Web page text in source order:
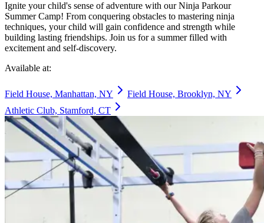
Ignite your child's sense of adventure with our Ninja Parkour
Summer Camp! From conquering obstacles to mastering ninja
techniques, your child will gain confidence and strength while
building lasting friendships. Join us for a summer filled with
excitement and self-discovery.​​​​‌ ‍ ​‍​‍‌‍ ‌ ​‍‌‍‍‌‌‍‌ ‌‍‍‌‌‍ ‍​‍​‍​ ‍‍​‍​‍‌ ​ ‌‍​‌‌‍ ‍‌‍‍‌‌ ‌​‌ ‍‌​‍ ‍‌‍‍‌‌‍ ​‍​‍​‍ ​​‍​‍‌‍‍​‌ ​‍‌‍‌‌‌‍‌‍​‍​‍​ ‍‍​‍​‍‌‍‍​‌ ‌​‌ ‌​‌ ​​‌ ​ ​ ‍‍​‍ ​‍ ‌‍​ ‌‍‍​‌‍‌‌‌‍ ​‌ ​ ‌‍‌‌‌‍​‌‌ ​​‌‍‍‌‌‍‌‌‌ ​‍‌ ​ ​‍ ‍‌ ​ ‌‍​‌‌‍ ‍‌‍‍‌‌ ‌​‌ ‍‌​‍ ‍‌ ​ ‌ ‌​‌ ‌‌‌‍‌​‌‍‍‌‌‍ ​‍ ‌‍‍‌‌‍ ‍‌ ‌​‌‍‌‌‌‍ ‍‌ ‌​​‍ ‌‍‌‌‌‍‌​‌‍‍‌‌ ‌​​‍ ‌‍ ‌‌‍ ‌‍‌​‌‍‌‌​ ‌‌ ​​‌ ​‍‌‍‌‌‌ ​ ‌‍‌‌‌‍ ‍‌ ‌​‌‍​‌‌ ‌​‌‍‍‌‌‍ ‌‍ ‍​ ‍ ‌‍‍‌‌‍‌​​ ‌‌‍‌‍‌‍‌‍​ ‌‍‌‍‌‌‌‍‌‍‌‍​‍​ ‌ ​ ‌ ​‍ ‌​ ​ ‌‍​‍​ ‌​​ ​​​‍ ‌​ ‌​‌‍​ ​ ‍‌‌‍​‍​‍ ‌‌‍​‍‌‍‌‌​ ‍​‌‍​‌​‍ ‌​ ‍‌​ ​‍‌‍‌​‌‍​‌​ ​ ​ ​ ‌‍‌‌‌‍​ ‌‍​‌​ ​ ​ ‌‌​ ​‍​ ‍ ‌ ‌​‌ ‍‌‌ ​​‌‍‌‌​ ‌‌ ​​‌‍​‌‌‍‌ ‌‍‌‌​ ‍ ‌ ​​‌‍​‌‌ ‌​‌‍‍​​ ‌‌ ​​‌‍​‌‌‍‌ ‌‍‌‌‌​​‍‌ ‌‌‌‍‍‌‌‍ ​‌‍‌​‌‍‌‌‌ ​‍​‍‌‌​ ‌‌‌​​‍‌‌ ‌‍‍ ‌‍‌‌‌ ‍‌​‍‌‌​ ​ ‌​‌​​‍‌‌​ ​ ‌​‌​​‍‌‌​ ​‍​ ​‍‌‍​ ‌‍‌‌​ ​‍‌‍‌‍‌‍​ ‌‍‌​‌‍​‍​ ​​​ ‍​‌‍​‌‌‍‌‌​ ‌ ​‍‌‌​ ​‍​ ​‍​‍‌‌​ ‌‌‌​‌​​‍ ‍‌‍​ ‌‍​‌‌ ​‍‌‍‌​‌ ​ ​‍‌‌​ ‌‌‌​​‍‌‌ ‌‍‍ ‌‍‌‌‌ ‍‌​‍‌‌​ ​ ‌​‌​​‍‌‌​ ​ ‌​‌​​‍‌‌​ ​‍​ ​‍‌‍‌‍‌‍​ ​ ‍‌​ ‍‌​ ‍‌​ ​‍​ ​‍‌‍‌‍​ ​‌​ ‍​​ ‌​​ ​​​ ​ ​ ‌‌​ ‌‍​ ‌ ‌‍​ ‌‍‌​‌‍‌​​ ​‌​ ‌​​ ​‍‌‍​‍​ ‌‍​ ‌ ‌‍‌​​ ‌ ​ ‌​‌‍‌​​ ‍‌‌‍​‍​ ‍​​‍‌‌​ ​‍​ ​‍​‍‌‌​ ‌‌‌​‌​​‍ ‍‌‍​ ‌‍​‌‌ ​‍‌‍‌​‌​‌​‌‍‌‌‌ ​ ‌‍​ ‌ ​‍‌‍‍‌‌ ​​‌ ‌​‌‍‍‌‌‍ ‌‍ ‍​ ‌‍​‍‌‍​‌‌ ​ ‌‍‌‌‌‌‌‌‌ ​‍‌‍ ​​ ‌‌‍‍​‌ ‌​‌ ‌​‌ ​​‌ ​ ​‍‌‌​ ​ ‌​​‌​‍‌‌​ ​‍‌​‌‍​‍‌‌​ ​‍‌​‌‍‌‍​ ‌‍‍​‌‍‌‌‌‍ ​‌ ​ ‌‍‌‌‌‍​‌‌ ​​‌‍‍‌‌‍‌‌‌ ​‍‌ ​ ​‍ ‍‌ ​ ‌‍​‌‌‍ ‍‌‍‍‌‌ ‌​‌ ‍‌​‍ ‍‌ ​ ‌ ‌​‌ ‌‌‌‍‌​‌‍‍‌‌‍ ​‍‌‍‌‍‍‌‌‍‌​​ ‌‌‍‌‍‌‍‌‍​ ‌‍‌‍‌‌‌‍‌‍‌‍​‍​ ‌ ​ ‌ ​‍ ‌​ ​ ‌‍​‍​ ‌​​ ​​​‍ ‌​ ‌​‌‍​ ​ ‍‌‌‍​‍​‍ ‌‌‍​‍‌‍‌‌​ ‍​‌‍​‌​‍ ‌​ ‍‌​ ​‍‌‍‌​‌‍​‌​ ​ ​ ​ ‌‍‌‌‌‍​ ‌‍​‌​ ​ ​ ‌‌​ ​‍​‍‌‍‌ ‌​‌ ‍‌‌ ​​‌‍‌‌​ ‌‌ ​​‌‍​‌‌‍‌ ‌‍‌‌​‍‌‍‌ ​​‌‍​‌‌ ‌​‌‍‍​​ ‌‌ ​​‌‍​‌‌‍‌ ‌‍‌‌‌​​‍‌ ‌‌‌‍‍‌‌‍ ​‌‍‌​‌‍‌‌‌ ​‍​‍‌‌​ ‌‌‌​​‍‌‌ ‌‍‍ ‌‍‌‌‌ ‍‌​‍‌‌​ ​ ‌​‌​​‍‌‌​ ​ ‌​‌​​‍‌‌​ ​‍​ ​‍‌‍​ ‌‍‌‌​ ​‍‌‍‌‍‌‍​ ‌‍‌​‌‍​‍​ ​​​ ‍​‌‍​‌‌‍‌‌​ ‌ ​‍‌‌​ ​‍​ ​‍​‍‌‌​ ‌‌‌​‌​​‍ ‍‌‍​ ‌‍​‌‌ ​‍‌‍‌​‌ ​ ​‍‌‌​ ‌‌‌​​‍‌‌ ‌‍‍ ‌‍‌‌‌ ‍‌​‍‌‌​ ​ ‌​‌​​‍‌‌​ ​ ‌​‌​​‍‌‌​ ​‍​ ​‍‌‍‌‍‌‍​ ​ ‍‌​ ‍‌​ ‍‌​ ​‍​ ​‍‌‍‌‍​ ​‌​ ‍​​ ‌​​ ​​​ ​ ​ ‌‌​ ‌‍​ ‌ ‌‍​ ‌‍‌​‌‍‌​​ ​‌​ ‌​​ ​‍‌‍​‍​ ‌‍​ ‌ ‌‍‌​​ ‌ ​ ‌​‌‍‌​​ ‍‌‌‍​‍​ ‍​​‍‌‌​ ​‍​ ​‍​‍‌‌​ ‌‌‌​‌​​‍ ‍‌‍​ ‌‍​‌‌ ​‍‌‍‌​‌​‌​‌‍‌‌‌ ​ ‌‍​ ‌ ​‍‌‍‍‌‌ ​​‌ ‌​‌‍‍‌‌‍ ‌‍ ‍​‍‌‍‌ ​​‌‍‌‌‌ ​‍‌ ​ ‌ ​​‌‍‌‌‌‍​ ‌ ‌​‌‍‍‌‌ ‌‍‌‍‌‌​ ‌‌ ​​‌ ‌‌‌‍​‍‌‍ ​‌‍‍‌‌ ​ ‌‍‍​‌‍‌‌‌‍‌​​‍​‍‌ ‌
Available at:​​​​‌ ‍ ​‍​‍‌‍ ‌ ​‍‌‍‍‌‌‍‌ ‌‍‍‌‌‍ ‍​‍​‍​ ‍‍​‍​‍‌ ​ ‌‍​‌‌‍ ‍‌‍‍‌‌ ‌​‌ ‍‌​‍ ‍‌‍‍‌‌‍ ​‍​‍​‍ ​​‍​‍‌‍‍​‌ ​‍‌‍‌‌‌‍‌‍​‍​‍​ ‍‍​‍​‍‌‍‍​‌ ‌​‌ ‌​‌ ​​‌ ​ ​ ‍‍​‍ ​‍ ‌‍​ ‌‍‍​‌‍‌‌‌‍ ​‌ ​ ‌‍‌‌‌‍​‌‌ ​​‌‍‍‌‌‍‌‌‌ ​‍‌ ​ ​‍ ‍‌ ​ ‌‍​‌‌‍ ‍‌‍‍‌‌ ‌​‌ ‍‌​‍ ‍‌ ​ ‌ ‌​‌ ‌‌‌‍‌​‌‍‍‌‌‍ ​‍ ‌‍‍‌‌‍ ‍‌ ‌​‌‍‌‌‌‍ ‍‌ ‌​​‍ ‌‍‌‌‌‍‌​‌‍‍‌‌ ‌​​‍ ‌‍ ‌‌‍ ‌‍‌​‌‍‌‌​ ‌‌ ​​‌ ​‍‌‍‌‌‌ ​ ‌‍‌‌‌‍ ‍‌ ‌​‌‍​‌‌ ‌​‌‍‍‌‌‍ ‌‍ ‍​ ‍ ‌‍‍‌‌‍‌​​ ‌‌‍‌‍‌‍‌‍​ ‌‍‌‍‌‌‌‍‌‍‌‍​‍​ ‌ ​ ‌ ​‍ ‌​ ​ ‌‍​‍​ ‌​​ ​​​‍ ‌​ ‌​‌‍​ ​ ‍‌‌‍​‍​‍ ‌‌‍​‍‌‍‌‌​ ‍​‌‍​‌​‍ ‌​ ‍‌​ ​‍‌‍‌​‌‍​‌​ ​ ​ ​ ‌‍‌‌‌‍​ ‌‍​‌​ ​ ​ ‌‌​ ​‍​ ‍ ‌ ‌​‌ ‍‌‌ ​​‌‍‌‌​ ‌‌ ​​‌‍​‌‌‍‌ ‌‍‌‌​ ‍ ‌ ​​‌‍​‌‌ ‌​‌‍‍​​ ‌‌ ​​‌‍​‌‌‍‌ ‌‍‌‌‌​​‍‌ ‌‌‌‍‍‌‌‍ ​‌‍‌​‌‍‌‌‌ ​‍​‍‌‌​ ‌‌‌​​‍‌‌ ‌‍‍ ‌‍‌‌‌ ‍‌​‍‌‌​ ​ ‌​‌​​‍‌‌​ ​ ‌​‌​​‍‌‌​ ​‍​ ​‍‌‍​ ‌‍‌‌​ ​‍‌‍‌‍‌‍​ ‌‍‌​‌‍​‍​ ​​​ ‍​‌‍​‌‌‍‌‌​ ‌ ​‍‌‌​ ​‍​ ​‍​‍‌‌​ ‌‌‌​‌​​‍ ‍‌‍​ ‌‍​‌‌ ​‍‌‍‌​‌ ​ ​‍‌‌​ ‌‌‌​​‍‌‌ ‌‍‍ ‌‍‌‌‌ ‍‌​‍‌‌​ ​ ‌​‌​​‍‌‌​ ​ ‌​‌​​‍‌‌​ ​‍​ ​‍‌‍‌‍‌‍​ ​ ‍‌​ ‍‌​ ‍‌​ ​‍​ ​‍‌‍‌‍​ ​‌​ ‍​​ ‌​​ ​​​ ​ ​ ‌‌​ ‌‍​ ‌ ‌‍​ ‌‍‌​‌‍‌​​ ​‌​ ‌​​ ​‍‌‍​‍​ ‌‍​ ‌ ‌‍‌​​ ‌ ​ ‌​‌‍‌​​ ‍‌‌‍​‍​ ‍​​‍‌‌​ ​‍​ ​‍​‍‌‌​ ‌‌‌​‌​​‍ ‍‌ ​ ‌ ‌‌‌‍​‍‌ ‌​‌‍‍‌‌ ‌​‌‍ ​‌‍‌‌​ ‌‍​‍‌‍​‌‌ ​ ‌‍‌‌‌‌‌‌‌ ​‍‌‍ ​​ ‌‌‍‍​‌ ‌​‌ ‌​‌ ​​‌ ​ ​‍‌‌​ ​ ‌​​‌​‍‌‌​ ​‍‌​‌‍​‍‌‌​ ​‍‌​‌‍‌‍​ ‌‍‍​‌‍‌‌‌‍ ​‌ ​ ‌‍‌‌‌‍​‌‌ ​​‌‍‍‌‌‍‌‌‌ ​‍‌ ​ ​‍ ‍‌ ​ ‌‍​‌‌‍ ‍‌‍‍‌‌ ‌​‌ ‍‌​‍ ‍‌ ​ ‌ ‌​‌ ‌‌‌‍‌​‌‍‍‌‌‍ ​‍‌‍‌‍‍‌‌‍‌​​ ‌‌‍‌‍‌‍‌‍​ ‌‍‌‍‌‌‌‍‌‍‌‍​‍​ ‌ ​ ‌ ​‍ ‌​ ​ ‌‍​‍​ ‌​​ ​​​‍ ‌​ ‌​‌‍​ ​ ‍‌‌‍​‍​‍ ‌‌‍​‍‌‍‌‌​ ‍​‌‍​‌​‍ ‌​ ‍‌​ ​‍‌‍‌​‌‍​‌​ ​ ​ ​ ‌‍‌‌‌‍​ ‌‍​‌​ ​ ​ ‌‌​ ​‍​‍‌‍‌ ‌​‌ ‍‌‌ ​​‌‍‌‌​ ‌‌ ​​‌‍​‌‌‍‌ ‌‍‌‌​‍‌‍‌ ​​‌‍​‌‌ ‌​‌‍‍​​ ‌‌ ​​‌‍​‌‌‍‌ ‌‍‌‌‌​​‍‌ ‌‌‌‍‍‌‌‍ ​‌‍‌​‌‍‌‌‌ ​‍​‍‌‌​ ‌‌‌​​‍‌‌ ‌‍‍ ‌‍‌‌‌ ‍‌​‍‌‌​ ​ ‌​‌​​‍‌‌​ ​ ‌​‌​​‍‌‌​ ​‍​ ​‍‌‍​ ‌‍‌‌​ ​‍‌‍‌‍‌‍​ ‌‍‌​‌‍​‍​ ​​​ ‍​‌‍​‌‌‍‌‌​ ‌ ​‍‌‌​ ​‍​ ​‍​‍‌‌​ ‌‌‌​‌​​‍ ‍‌‍​ ‌‍​‌‌ ​‍‌‍‌​‌ ​ ​‍‌‌​ ‌‌‌​​‍‌‌ ‌‍‍ ‌‍‌‌‌ ‍‌​‍‌‌​ ​ ‌​‌​​‍‌‌​ ​ ‌​‌​​‍‌‌​ ​‍​ ​‍‌‍‌‍‌‍​ ​ ‍‌​ ‍‌​ ‍‌​ ​‍​ ​‍‌‍‌‍​ ​‌​ ‍​​ ‌​​ ​​​ ​ ​ ‌‌​ ‌‍​ ‌ ‌‍​ ‌‍‌​‌‍‌​​ ​‌​ ‌​​ ​‍‌‍​‍​ ‌‍​ ‌ ‌‍‌​​ ‌ ​ ‌​‌‍‌​​ ‍‌‌‍​‍​ ‍​​‍‌‌​ ​‍​ ​‍​‍‌‌​ ‌‌‌​‌​​‍ ‍‌ ​ ‌ ‌‌‌‍​‍‌ ‌​‌‍‍‌‌ ‌​‌‍ ​‌‍‌‌​‍‌‍‌ ​​‌‍‌‌‌ ​‍‌ ​ ‌ ​​‌‍‌‌‌‍​ ‌ ‌​‌‍‍‌‌ ‌‍‌‍‌‌​ ‌‌ ​​‌ ‌‌‌‍​‍‌‍ ​‌‍‍‌‌ ​ ‌‍‍​‌‍‌‌‌‍‌​​‍​‍‌ ‌
Field House, Manhattan, NY​​​​‌ ‍ ​‍​‍‌‍ ‌ ​‍‌‍‍‌‌‍‌ ‌‍‍‌‌‍ ‍​‍​‍​ ‍‍​‍​‍‌ ​ ‌‍​‌‌‍ ‍‌‍‍‌‌ ‌​‌ ‍‌​‍ ‍‌‍‍‌‌‍ ​‍​‍​‍ ​​‍​‍‌‍‍​‌ ​‍‌‍‌‌‌‍‌‍​‍​‍​ ‍‍​‍​‍‌‍‍​‌ ‌​‌ ‌​‌ ​​‌ ​ ​ ‍‍​‍ ​‍ ‌‍​ ‌‍‍​‌‍‌‌‌‍ ​‌ ​ ‌‍‌‌‌‍​‌‌ ​​‌‍‍‌‌‍‌‌‌ ​‍‌ ​ ​‍ ‍‌ ​ ‌‍​‌‌‍ ‍‌‍‍‌‌ ‌​‌ ‍‌​‍ ‍‌ ​ ‌ ‌​‌ ‌‌‌‍‌​‌‍‍‌‌‍ ​‍ ‌‍‍‌‌‍ ‍‌ ‌​‌‍‌‌‌‍ ‍‌ ‌​​‍ ‌‍‌‌‌‍‌​‌‍‍‌‌ ‌​​‍ ‌‍ ‌‌‍ ‌‍‌​‌‍‌‌​ ‌‌ ​​‌ ​‍‌‍‌‌‌ ​ ‌‍‌‌‌‍ ‍‌ ‌​‌‍​‌‌ ‌​‌‍‍‌‌‍ ‌‍ ‍​ ‍ ‌‍‍‌‌‍‌​​ ‌‌‍‌‍‌‍‌‍​ ‌‍‌‍‌‌‌‍‌‍‌‍​‍​ ‌ ​ ‌ ​‍ ‌​ ​ ‌‍​‍​ ‌​​ ​​​‍ ‌​ ‌​‌‍​ ​ ‍‌‌‍​‍​‍ ‌‌‍​‍‌‍‌‌​ ‍​‌‍​‌​‍ ‌​ ‍‌​ ​‍‌‍‌​‌‍​‌​ ​ ​ ​ ‌‍‌‌‌‍​ ‌‍​‌​ ​ ​ ‌‌​ ​‍​ ‍ ‌ ‌​‌ ‍‌‌ ​​‌‍‌‌​ ‌‌ ​​‌‍​‌‌‍‌ ‌‍‌‌​ ‍ ‌ ​​‌‍​‌‌ ‌​‌‍‍​​ ‌‌ ​​‌‍​‌‌‍‌ ‌‍‌‌‌​​‍‌ ‌‌‌‍‍‌‌‍ ​‌‍‌​‌‍‌‌‌ ​‍​‍‌‌​ ‌‌‌​​‍‌‌ ‌‍‍ ‌‍‌‌‌ ‍‌​‍‌‌​ ​ ‌​‌​​‍‌‌​ ​ ‌​‌​​‍‌‌​ ​‍​ ​‍‌‍​ ‌‍‌‌​ ​‍‌‍‌‍‌‍​ ‌‍‌​‌‍​‍​ ​​​ ‍​‌‍​‌‌‍‌‌​ ‌ ​‍‌‌​ ​‍​ ​‍​‍‌‌​ ‌‌‌​‌​​‍ ‍‌‍​ ‌‍​‌‌ ​‍‌‍‌​‌ ​ ​‍‌‌​ ‌‌‌​​‍‌‌ ‌‍‍ ‌‍‌‌‌ ‍‌​‍‌‌​ ​ ‌​‌​​‍‌‌​ ​ ‌​‌​​‍‌‌​ ​‍​ ​‍‌‍‌‍‌‍​ ​ ‍‌​ ‍‌​ ‍‌​ ​‍​ ​‍‌‍‌‍​ ​‌​ ‍​​ ‌​​ ​​​ ​ ​ ‌‌​ ‌‍​ ‌ ‌‍​ ‌‍‌​‌‍‌​​ ​‌​ ‌​​ ​‍‌‍​‍​ ‌‍​ ‌ ‌‍‌​​ ‌ ​ ‌​‌‍‌​​ ‍‌‌‍​‍​ ‍​​‍‌‌​ ​‍​ ​‍​‍‌‌​ ‌‌‌​‌​​‍ ‍‌‍​‍‌ ‌‌‌ ‌​‌ ‌​‌‍ ‌‍ ‍‌ ​ ​‍‌‌​ ‌‌‌​​‍‌‌ ‌‍‍ ‌‍‌‌‌ ‍‌​‍‌‌​ ​ ‌​‌​​‍‌‌​ ​ ‌​‌​​‍‌‌​ ​‍​ ​‍‌‍​‍​ ​​‌‍‌​‌‍​‍‌‍​ ​ ‍​‌‍​ ‌‍‌​‌‍‌‍‌‍‌‌‌‍​‍‌‍‌‌​‍‌‌​ ​‍​ ​‍​‍‌‌​ ‌‌‌​‌​​‍ ‍‌ ‌​‌‍‌‌‌ ‍​‌ ‌​​ ‌‍​‍‌‍​‌‌ ​ ‌‍‌‌‌‌‌‌‌ ​‍‌‍ ​​ ‌‌‍‍​‌ ‌​‌ ‌​‌ ​​‌ ​ ​‍‌‌​ ​ ‌​​‌​‍‌‌​ ​‍‌​‌‍​‍‌‌​ ​‍‌​‌‍‌‍​ ‌‍‍​‌‍‌‌‌‍ ​‌ ​ ‌‍‌‌‌‍​‌‌ ​​‌‍‍‌‌‍‌‌‌ ​‍‌ ​ ​‍ ‍‌ ​ ‌‍​‌‌‍ ‍‌‍‍‌‌ ‌​‌ ‍‌​‍ ‍‌ ​ ‌ ‌​‌ ‌‌‌‍‌​‌‍‍‌‌‍ ​‍‌‍‌‍‍‌‌‍‌​​ ‌‌‍‌‍‌‍‌‍​ ‌‍‌‍‌‌‌‍‌‍‌‍​‍​ ‌ ​ ‌ ​‍ ‌​ ​ ‌‍​‍​ ‌​​ ​​​‍ ‌​ ‌​‌‍​ ​ ‍‌‌‍​‍​‍ ‌‌‍​‍‌‍‌‌​ ‍​‌‍​‌​‍ ‌​ ‍‌​ ​‍‌‍‌​‌‍​‌​ ​ ​ ​ ‌‍‌‌‌‍​ ‌‍​‌​ ​ ​ ‌‌​ ​‍​‍‌‍‌ ‌​‌ ‍‌‌ ​​‌‍‌‌​ ‌‌ ​​‌‍​‌‌‍‌ ‌‍‌‌​‍‌‍‌ ​​‌‍​‌‌ ‌​‌‍‍​​ ‌‌ ​​‌‍​‌‌‍‌ ‌‍‌‌‌​​‍‌ ‌‌‌‍‍‌‌‍ ​‌‍‌​‌‍‌‌‌ ​‍​‍‌‌​ ‌‌‌​​‍‌‌ ‌‍‍ ‌‍‌‌‌ ‍‌​‍‌‌​ ​ ‌​‌​​‍‌‌​ ​ ‌​‌​​‍‌‌​ ​‍​ ​‍‌‍​ ‌‍‌‌​ ​‍‌‍‌‍‌‍​ ‌‍‌​‌‍​‍​ ​​​ ‍​‌‍​‌‌‍‌‌​ ‌ ​‍‌‌​ ​‍​ ​‍​‍‌‌​ ‌‌‌​‌​​‍ ‍‌‍​ ‌‍​‌‌ ​‍‌‍‌​‌ ​ ​‍‌‌​ ‌‌‌​​‍‌‌ ‌‍‍ ‌‍‌‌‌ ‍‌​‍‌‌​ ​ ‌​‌​​‍‌‌​ ​ ‌​‌​​‍‌‌​ ​‍​ ​‍‌‍‌‍‌‍​ ​ ‍‌​ ‍‌​ ‍‌​ ​‍​ ​‍‌‍‌‍​ ​‌​ ‍​​ ‌​​ ​​​ ​ ​ ‌‌​ ‌‍​ ‌ ‌‍​ ‌‍‌​‌‍‌​​ ​‌​ ‌​​ ​‍‌‍​‍​ ‌‍​ ‌ ‌‍‌​​ ‌ ​ ‌​‌‍‌​​ ‍‌‌‍​‍​ ‍​​‍‌‌​ ​‍​ ​‍​‍‌‌​ ‌‌‌​‌​​‍ ‍‌‍​‍‌ ‌‌‌ ‌​‌ ‌​‌‍ ‌‍ ‍‌ ​ ​‍‌‌​ ‌‌‌​​‍‌‌ ‌‍‍ ‌‍‌‌‌ ‍‌​‍‌‌​ ​ ‌​‌​​‍‌‌​ ​ ‌​‌​​‍‌‌​ ​‍​ ​‍‌‍​‍​ ​​‌‍‌​‌‍​‍‌‍​ ​ ‍​‌‍​ ‌‍‌​‌‍‌‍‌‍‌‌‌‍​‍‌‍‌‌​‍‌‌​ ​‍​ ​‍​‍‌‌​ ‌‌‌​‌​​‍ ‍‌ ‌​‌‍‌‌‌ ‍​‌ ‌​​‍‌‍‌ ​​‌‍‌‌‌ ​‍‌ ​ ‌ ​​‌‍‌‌‌‍​ ‌ ‌​‌‍‍‌‌ ‌‍‌‍‌‌​ ‌‌ ​​‌ ‌‌‌‍​‍‌‍ ​‌‍‍‌‌ ​ ‌‍‍​‌‍‌‌‌‍‌​​‍​‍‌ ‌
Field House, Brooklyn, NY​​​​‌ ‍ ​‍​‍‌‍ ‌ ​‍‌‍‍‌‌‍‌ ‌‍‍‌‌‍ ‍​‍​‍​ ‍‍​‍​‍‌ ​ ‌‍​‌‌‍ ‍‌‍‍‌‌ ‌​‌ ‍‌​‍ ‍‌‍‍‌‌‍ ​‍​‍​‍ ​​‍​‍‌‍‍​‌ ​‍‌‍‌‌‌‍‌‍​‍​‍​ ‍‍​‍​‍‌‍‍​‌ ‌​‌ ‌​‌ ​​‌ ​ ​ ‍‍​‍ ​‍ ‌‍​ ‌‍‍​‌‍‌‌‌‍ ​‌ ​ ‌‍‌‌‌‍​‌‌ ​​‌‍‍‌‌‍‌‌‌ ​‍‌ ​ ​‍ ‍‌ ​ ‌‍​‌‌‍ ‍‌‍‍‌‌ ‌​‌ ‍‌​‍ ‍‌ ​ ‌ ‌​‌ ‌‌‌‍‌​‌‍‍‌‌‍ ​‍ ‌‍‍‌‌‍ ‍‌ ‌​‌‍‌‌‌‍ ‍‌ ‌​​‍ ‌‍‌‌‌‍‌​‌‍‍‌‌ ‌​​‍ ‌‍ ‌‌‍ ‌‍‌​‌‍‌‌​ ‌‌ ​​‌ ​‍‌‍‌‌‌ ​ ‌‍‌‌‌‍ ‍‌ ‌​‌‍​‌‌ ‌​‌‍‍‌‌‍ ‌‍ ‍​ ‍ ‌‍‍‌‌‍‌​​ ‌‌‍‌‍‌‍‌‍​ ‌‍‌‍‌‌‌‍‌‍‌‍​‍​ ‌ ​ ‌ ​‍ ‌​ ​ ‌‍​‍​ ‌​​ ​​​‍ ‌​ ‌​‌‍​ ​ ‍‌‌‍​‍​‍ ‌‌‍​‍‌‍‌‌​ ‍​‌‍​‌​‍ ‌​ ‍‌​ ​‍‌‍‌​‌‍​‌​ ​ ​ ​ ‌‍‌‌‌‍​ ‌‍​‌​ ​ ​ ‌‌​ ​‍​ ‍ ‌ ‌​‌ ‍‌‌ ​​‌‍‌‌​ ‌‌ ​​‌‍​‌‌‍‌ ‌‍‌‌​ ‍ ‌ ​​‌‍​‌‌ ‌​‌‍‍​​ ‌‌ ​​‌‍​‌‌‍‌ ‌‍‌‌‌​​‍‌ ‌‌‌‍‍‌‌‍ ​‌‍‌​‌‍‌‌‌ ​‍​‍‌‌​ ‌‌‌​​‍‌‌ ‌‍‍ ‌‍‌‌‌ ‍‌​‍‌‌​ ​ ‌​‌​​‍‌‌​ ​ ‌​‌​​‍‌‌​ ​‍​ ​‍‌‍​ ‌‍‌‌​ ​‍‌‍‌‍‌‍​ ‌‍‌​‌‍​‍​ ​​​ ‍​‌‍​‌‌‍‌‌​ ‌ ​‍‌‌​ ​‍​ ​‍​‍‌‌​ ‌‌‌​‌​​‍ ‍‌‍​ ‌‍​‌‌ ​‍‌‍‌​‌ ​ ​‍‌‌​ ‌‌‌​​‍‌‌ ‌‍‍ ‌‍‌‌‌ ‍‌​‍‌‌​ ​ ‌​‌​​‍‌‌​ ​ ‌​‌​​‍‌‌​ ​‍​ ​‍‌‍‌‍‌‍​ ​ ‍‌​ ‍‌​ ‍‌​ ​‍​ ​‍‌‍‌‍​ ​‌​ ‍​​ ‌​​ ​​​ ​ ​ ‌‌​ ‌‍​ ‌ ‌‍​ ‌‍‌​‌‍‌​​ ​‌​ ‌​​ ​‍‌‍​‍​ ‌‍​ ‌ ‌‍‌​​ ‌ ​ ‌​‌‍‌​​ ‍‌‌‍​‍​ ‍​​‍‌‌​ ​‍​ ​‍​‍‌‌​ ‌‌‌​‌​​‍ ‍‌‍​‍‌ ‌‌‌ ‌​‌ ‌​‌‍ ‌‍ ‍‌ ​ ​‍‌‌​ ‌‌‌​​‍‌‌ ‌‍‍ ‌‍‌‌‌ ‍‌​‍‌‌​ ​ ‌​‌​​‍‌‌​ ​ ‌​‌​​‍‌‌​ ​‍​ ​‍​ ​‍​ ​‌‌‍​ ​ ​ ‌‍‌‌​ ‌ ​ ‌‍​ ‌​‌‍‌‍​ ‌ ​ ‌ ​ ‌‍​ ‌ ​ ‍​​ ‌ ​ ​ ‌‍‌‍​ ​​​ ​‌​ ​‍​ ​​‌‍‌​‌‍‌‌​ ​​‌‍​‌‌‍‌​‌‍​‍‌‍‌‍​ ‌ ​ ​‍‌‍​‌​ ​‍​‍‌‌​ ​‍​ ​‍​‍‌‌​ ‌‌‌​‌​​‍ ‍‌ ‌​‌‍‌‌‌ ‍​‌ ‌​​ ‌‍​‍‌‍​‌‌ ​ ‌‍‌‌‌‌‌‌‌ ​‍‌‍ ​​ ‌‌‍‍​‌ ‌​‌ ‌​‌ ​​‌ ​ ​‍‌‌​ ​ ‌​​‌​‍‌‌​ ​‍‌​‌‍​‍‌‌​ ​‍‌​‌‍‌‍​ ‌‍‍​‌‍‌‌‌‍ ​‌ ​ ‌‍‌‌‌‍​‌‌ ​​‌‍‍‌‌‍‌‌‌ ​‍‌ ​ ​‍ ‍‌ ​ ‌‍​‌‌‍ ‍‌‍‍‌‌ ‌​‌ ‍‌​‍ ‍‌ ​ ‌ ‌​‌ ‌‌‌‍‌​‌‍‍‌‌‍ ​‍‌‍‌‍‍‌‌‍‌​​ ‌‌‍‌‍‌‍‌‍​ ‌‍‌‍‌‌‌‍‌‍‌‍​‍​ ‌ ​ ‌ ​‍ ‌​ ​ ‌‍​‍​ ‌​​ ​​​‍ ‌​ ‌​‌‍​ ​ ‍‌‌‍​‍​‍ ‌‌‍​‍‌‍‌‌​ ‍​‌‍​‌​‍ ‌​ ‍‌​ ​‍‌‍‌​‌‍​‌​ ​ ​ ​ ‌‍‌‌‌‍​ ‌‍​‌​ ​ ​ ‌‌​ ​‍​‍‌‍‌ ‌​‌ ‍‌‌ ​​‌‍‌‌​ ‌‌ ​​‌‍​‌‌‍‌ ‌‍‌‌​‍‌‍‌ ​​‌‍​‌‌ ‌​‌‍‍​​ ‌‌ ​​‌‍​‌‌‍‌ ‌‍‌‌‌​​‍‌ ‌‌‌‍‍‌‌‍ ​‌‍‌​‌‍‌‌‌ ​‍​‍‌‌​ ‌‌‌​​‍‌‌ ‌‍‍ ‌‍‌‌‌ ‍‌​‍‌‌​ ​ ‌​‌​​‍‌‌​ ​ ‌​‌​​‍‌‌​ ​‍​ ​‍‌‍​ ‌‍‌‌​ ​‍‌‍‌‍‌‍​ ‌‍‌​‌‍​‍​ ​​​ ‍​‌‍​‌‌‍‌‌​ ‌ ​‍‌‌​ ​‍​ ​‍​‍‌‌​ ‌‌‌​‌​​‍ ‍‌‍​ ‌‍​‌‌ ​‍‌‍‌​‌ ​ ​‍‌‌​ ‌‌‌​​‍‌‌ ‌‍‍ ‌‍‌‌‌ ‍‌​‍‌‌​ ​ ‌​‌​​‍‌‌​ ​ ‌​‌​​‍‌‌​ ​‍​ ​‍‌‍‌‍‌‍​ ​ ‍‌​ ‍‌​ ‍‌​ ​‍​ ​‍‌‍‌‍​ ​‌​ ‍​​ ‌​​ ​​​ ​ ​ ‌‌​ ‌‍​ ‌ ‌‍​ ‌‍‌​‌‍‌​​ ​‌​ ‌​​ ​‍‌‍​‍​ ‌‍​ ‌ ‌‍‌​​ ‌ ​ ‌​‌‍‌​​ ‍‌‌‍​‍​ ‍​​‍‌‌​ ​‍​ ​‍​‍‌‌​ ‌‌‌​‌​​‍ ‍‌‍​‍‌ ‌‌‌ ‌​‌ ‌​‌‍ ‌‍ ‍‌ ​ ​‍‌‌​ ‌‌‌​​‍‌‌ ‌‍‍ ‌‍‌‌‌ ‍‌​‍‌‌​ ​ ‌​‌​​‍‌‌​ ​ ‌​‌​​‍‌‌​ ​‍​ ​‍​ ​‍​ ​‌‌‍​ ​ ​ ‌‍‌‌​ ‌ ​ ‌‍​ ‌​‌‍‌‍​ ‌ ​ ‌ ​ ‌‍​ ‌ ​ ‍​​ ‌ ​ ​ ‌‍‌‍​ ​​​ ​‌​ ​‍​ ​​‌‍‌​‌‍‌‌​ ​​‌‍​‌‌‍‌​‌‍​‍‌‍‌‍​ ‌ ​ ​‍‌‍​‌​ ​‍​‍‌‌​ ​‍​ ​‍​‍‌‌​ ‌‌‌​‌​​‍ ‍‌ ‌​‌‍‌‌‌ ‍​‌ ‌​​‍‌‍‌ ​​‌‍‌‌‌ ​‍‌ ​ ‌ ​​‌‍‌‌‌‍​ ‌ ‌​‌‍‍‌‌ ‌‍‌‍‌‌​ ‌‌ ​​‌ ‌‌‌‍​‍‌‍ ​‌‍‍‌‌ ​ ‌‍‍​‌‍‌‌‌‍‌​​‍​‍‌ ‌
Athletic Club, Stamford, CT​​​​‌ ‍ ​‍​‍‌‍ ‌ ​‍‌‍‍‌‌‍‌ ‌‍‍‌‌‍ ‍​‍​‍​ ‍‍​‍​‍‌ ​ ‌‍​‌‌‍ ‍‌‍‍‌‌ ‌​‌ ‍‌​‍ ‍‌‍‍‌‌‍ ​‍​‍​‍ ​​‍​‍‌‍‍​‌ ​‍‌‍‌‌‌‍‌‍​‍​‍​ ‍‍​‍​‍‌‍‍​‌ ‌​‌ ‌​‌ ​​‌ ​ ​ ‍‍​‍ ​‍ ‌‍​ ‌‍‍​‌‍‌‌‌‍ ​‌ ​ ‌‍‌‌‌‍​‌‌ ​​‌‍‍‌‌‍‌‌‌ ​‍‌ ​ ​‍ ‍‌ ​ ‌‍​‌‌‍ ‍‌‍‍‌‌ ‌​‌ ‍‌​‍ ‍‌ ​ ‌ ‌​‌ ‌‌‌‍‌​‌‍‍‌‌‍ ​‍ ‌‍‍‌‌‍ ‍‌ ‌​‌‍‌‌‌‍ ‍‌ ‌​​‍ ‌‍‌‌‌‍‌​‌‍‍‌‌ ‌​​‍ ‌‍ ‌‌‍ ‌‍‌​‌‍‌‌​ ‌‌ ​​‌ ​‍‌‍‌‌‌ ​ ‌‍‌‌‌‍ ‍‌ ‌​‌‍​‌‌ ‌​‌‍‍‌‌‍ ‌‍ ‍​ ‍ ‌‍‍‌‌‍‌​​ ‌‌‍‌‍‌‍‌‍​ ‌‍‌‍‌‌‌‍‌‍‌‍​‍​ ‌ ​ ‌ ​‍ ‌​ ​ ‌‍​‍​ ‌​​ ​​​‍ ‌​ ‌​‌‍​ ​ ‍‌‌‍​‍​‍ ‌‌‍​‍‌‍‌‌​ ‍​‌‍​‌​‍ ‌​ ‍‌​ ​‍‌‍‌​‌‍​‌​ ​ ​ ​ ‌‍‌‌‌‍​ ‌‍​‌​ ​ ​ ‌‌​ ​‍​ ‍ ‌ ‌​‌ ‍‌‌ ​​‌‍‌‌​ ‌‌ ​​‌‍​‌‌‍‌ ‌‍‌‌​ ‍ ‌ ​​‌‍​‌‌ ‌​‌‍‍​​ ‌‌ ​​‌‍​‌‌‍‌ ‌‍‌‌‌​​‍‌ ‌‌‌‍‍‌‌‍ ​‌‍‌​‌‍‌‌‌ ​‍​‍‌‌​ ‌‌‌​​‍‌‌ ‌‍‍ ‌‍‌‌‌ ‍‌​‍‌‌​ ​ ‌​‌​​‍‌‌​ ​ ‌​‌​​‍‌‌​ ​‍​ ​‍‌‍​ ‌‍‌‌​ ​‍‌‍‌‍‌‍​ ‌‍‌​‌‍​‍​ ​​​ ‍​‌‍​‌‌‍‌‌​ ‌ ​‍‌‌​ ​‍​ ​‍​‍‌‌​ ‌‌‌​‌​​‍ ‍‌‍​ ‌‍​‌‌ ​‍‌‍‌​‌ ​ ​‍‌‌​ ‌‌‌​​‍‌‌ ‌‍‍ ‌‍‌‌‌ ‍‌​‍‌‌​ ​ ‌​‌​​‍‌‌​ ​ ‌​‌​​‍‌‌​ ​‍​ ​‍‌‍‌‍‌‍​ ​ ‍‌​ ‍‌​ ‍‌​ ​‍​ ​‍‌‍‌‍​ ​‌​ ‍​​ ‌​​ ​​​ ​ ​ ‌‌​ ‌‍​ ‌ ‌‍​ ‌‍‌​‌‍‌​​ ​‌​ ‌​​ ​‍‌‍​‍​ ‌‍​ ‌ ‌‍‌​​ ‌ ​ ‌​‌‍‌​​ ‍‌‌‍​‍​ ‍​​‍‌‌​ ​‍​ ​‍​‍‌‌​ ‌‌‌​‌​​‍ ‍‌‍​‍‌ ‌‌‌ ‌​‌ ‌​‌‍ ‌‍ ‍‌ ​ ​‍‌‌​ ‌‌‌​​‍‌‌ ‌‍‍ ‌‍‌‌‌ ‍‌​‍‌‌​ ​ ‌​‌​​‍‌‌​ ​ ‌​‌​​‍‌‌​ ​‍​ ​‍‌‍‌​‌‍​‍​ ​‌‌‍‌‍​ ‌‍‌‍​‌​ ‍‌​ ​ ‌‍​‌‌‍​ ​ ​‍​ ‌‌​ ​‍‌‍‌‌​ ​ ‌‍​‌​ ​​​ ‌‌‌‍​ ​ ​​​ ​ ​ ‍‌‌‍‌‌​ ​ ​ ‌‍‌‍​ ‌‍‌‌​ ​​‌‍‌‍​ ​​‌‍​‌‌‍‌‌​‍‌‌​ ​‍​ ​‍​‍‌‌​ ‌‌‌​‌​​‍ ‍‌ ‌​‌‍‌‌‌ ‍​‌ ‌​​ ‌‍​‍‌‍​‌‌ ​ ‌‍‌‌‌‌‌‌‌ ​‍‌‍ ​​ ‌‌‍‍​‌ ‌​‌ ‌​‌ ​​‌ ​ ​‍‌‌​ ​ ‌​​‌​‍‌‌​ ​‍‌​‌‍​‍‌‌​ ​‍‌​‌‍‌‍​ ‌‍‍​‌‍‌‌‌‍ ​‌ ​ ‌‍‌‌‌‍​‌‌ ​​‌‍‍‌‌‍‌‌‌ ​‍‌ ​ ​‍ ‍‌ ​ ‌‍​‌‌‍ ‍‌‍‍‌‌ ‌​‌ ‍‌​‍ ‍‌ ​ ‌ ‌​‌ ‌‌‌‍‌​‌‍‍‌‌‍ ​‍‌‍‌‍‍‌‌‍‌​​ ‌‌‍‌‍‌‍‌‍​ ‌‍‌‍‌‌‌‍‌‍‌‍​‍​ ‌ ​ ‌ ​‍ ‌​ ​ ‌‍​‍​ ‌​​ ​​​‍ ‌​ ‌​‌‍​ ​ ‍‌‌‍​‍​‍ ‌‌‍​‍‌‍‌‌​ ‍​‌‍​‌​‍ ‌​ ‍‌​ ​‍‌‍‌​‌‍​‌​ ​ ​ ​ ‌‍‌‌‌‍​ ‌‍​‌​ ​ ​ ‌‌​ ​‍​‍‌‍‌ ‌​‌ ‍‌‌ ​​‌‍‌‌​ ‌‌ ​​‌‍​‌‌‍‌ ‌‍‌‌​‍‌‍‌ ​​‌‍​‌‌ ‌​‌‍‍​​ ‌‌ ​​‌‍​‌‌‍‌ ‌‍‌‌‌​​‍‌ ‌‌‌‍‍‌‌‍ ​‌‍‌​‌‍‌‌‌ ​‍​‍‌‌​ ‌‌‌​​‍‌‌ ‌‍‍ ‌‍‌‌‌ ‍‌​‍‌‌​ ​ ‌​‌​​‍‌‌​ ​ ‌​‌​​‍‌‌​ ​‍​ ​‍‌‍​ ‌‍‌‌​ ​‍‌‍‌‍‌‍​ ‌‍‌​‌‍​‍​ ​​​ ‍​‌‍​‌‌‍‌‌​ ‌ ​‍‌‌​ ​‍​ ​‍​‍‌‌​ ‌‌‌​‌​​‍ ‍‌‍​ ‌‍​‌‌ ​‍‌‍‌​‌ ​ ​‍‌‌​ ‌‌‌​​‍‌‌ ‌‍‍ ‌‍‌‌‌ ‍‌​‍‌‌​ ​ ‌​‌​​‍‌‌​ ​ ‌​‌​​‍‌‌​ ​‍​ ​‍‌‍‌‍‌‍​ ​ ‍‌​ ‍‌​ ‍‌​ ​‍​ ​‍‌‍‌‍​ ​‌​ ‍​​ ‌​​ ​​​ ​ ​ ‌‌​ ‌‍​ ‌ ‌‍​ ‌‍‌​‌‍‌​​ ​‌​ ‌​​ ​‍‌‍​‍​ ‌‍​ ‌ ‌‍‌​​ ‌ ​ ‌​‌‍‌​​ ‍‌‌‍​‍​ ‍​​‍‌‌​ ​‍​ ​‍​‍‌‌​ ‌‌‌​‌​​‍ ‍‌‍​‍‌ ‌‌‌ ‌​‌ ‌​‌‍ ‌‍ ‍‌ ​ ​‍‌‌​ ‌‌‌​​‍‌‌ ‌‍‍ ‌‍‌‌‌ ‍‌​‍‌‌​ ​ ‌​‌​​‍‌‌​ ​ ‌​‌​​‍‌‌​ ​‍​ ​‍‌‍‌​‌‍​‍​ ​‌‌‍‌‍​ ‌‍‌‍​‌​ ‍‌​ ​ ‌‍​‌‌‍​ ​ ​‍​ ‌‌​ ​‍‌‍‌‌​ ​ ‌‍​‌​ ​​​ ‌‌‌‍​ ​ ​​​ ​ ​ ‍‌‌‍‌‌​ ​ ​ ‌‍‌‍​ ‌‍‌‌​ ​​‌‍‌‍​ ​​‌‍​‌‌‍‌‌​‍‌‌​ ​‍​ ​‍​‍‌‌​ ‌‌‌​‌​​‍ ‍‌ ‌​‌‍‌‌‌ ‍​‌ ‌​​‍‌‍‌ ​​‌‍‌‌‌ ​‍‌ ​ ‌ ​​‌‍‌‌‌‍​ ‌ ‌​‌‍‍‌‌ ‌‍‌‍‌‌​ ‌‌ ​​‌ ‌‌‌‍​‍‌‍ ​‌‍‍‌‌ ​ ‌‍‍​‌‍‌‌‌‍‌​​‍​‍‌ ‌